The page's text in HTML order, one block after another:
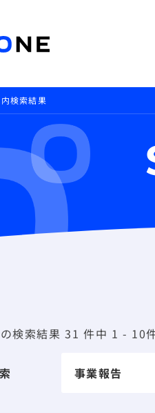
検索結果
検索結果 31 件中 1 - 10